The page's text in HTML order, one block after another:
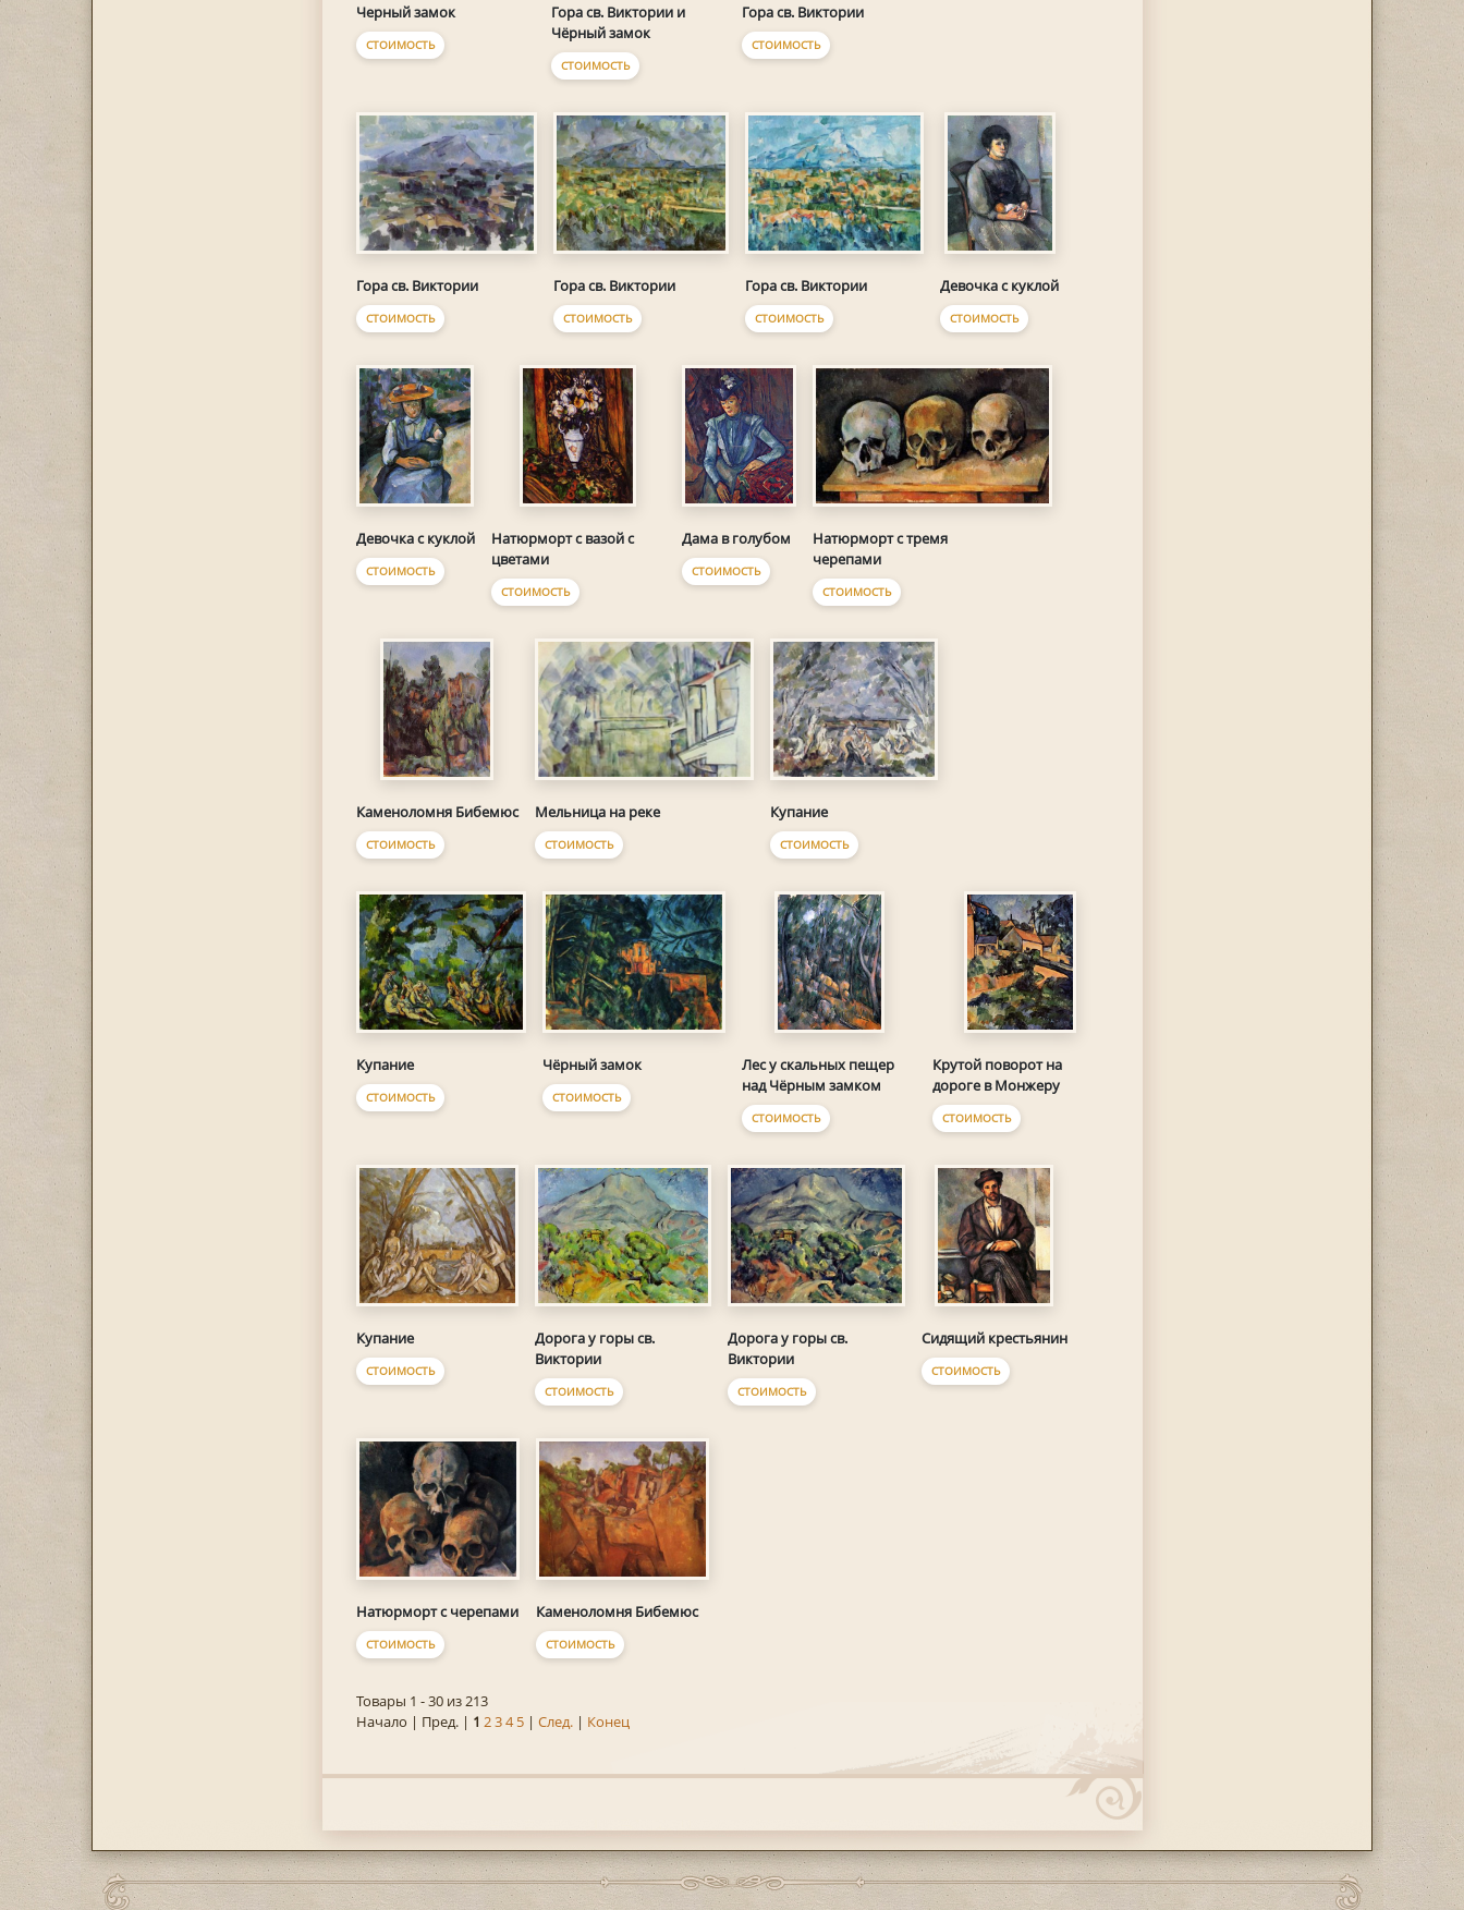
Черный замок
СТОИМОСТЬ
Гора св. Виктории и
Чёрный замок
СТОИМОСТЬ
Гора св. Виктории
СТОИМОСТЬ
Гора св. Виктории
СТОИМОСТЬ
Гора св. Виктории
СТОИМОСТЬ
Гора св. Виктории
СТОИМОСТЬ
Девочка с куклой
СТОИМОСТЬ
Девочка с куклой
СТОИМОСТЬ
Натюрморт с вазой с
цветами
СТОИМОСТЬ
Дама в голубом
СТОИМОСТЬ
Натюрморт с тремя
черепами
СТОИМОСТЬ
Каменоломня Бибемюс
СТОИМОСТЬ
Мельница на реке
СТОИМОСТЬ
Купание
СТОИМОСТЬ
Купание
СТОИМОСТЬ
Чёрный замок
СТОИМОСТЬ
Лес у скальных пещер
над Чёрным замком
СТОИМОСТЬ
Крутой поворот на
дороге в Монжеру
СТОИМОСТЬ
Купание
СТОИМОСТЬ
Дорога у горы св.
Виктории
СТОИМОСТЬ
Дорога у горы св.
Виктории
СТОИМОСТЬ
Сидящий крестьянин
СТОИМОСТЬ
Натюрморт с черепами
СТОИМОСТЬ
Каменоломня Бибемюс
СТОИМОСТЬ
Товары 1 - 30 из 213
Начало | Пред. | 1 234 5| След.| Конец